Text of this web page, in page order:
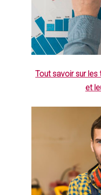
Tout savoir sur les
et